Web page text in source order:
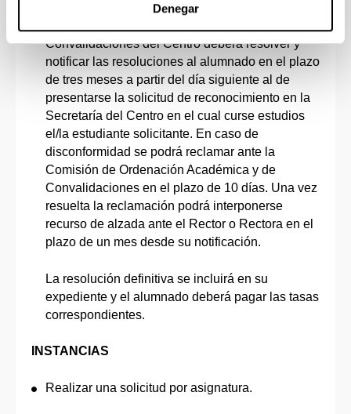
Denegar
Convalidaciones del Centro deberá resolver y
notificar las resoluciones al alumnado en el plazo
de tres meses a partir del día siguiente al de
presentarse la solicitud de reconocimiento en la
Secretaría del Centro en el cual curse estudios
el/la estudiante solicitante. En caso de
disconformidad se podrá reclamar ante la
Comisión de Ordenación Académica y de
Convalidaciones en el plazo de 10 días. Una vez
resuelta la reclamación podrá interponerse
recurso de alzada ante el Rector o Rectora en el
plazo de un mes desde su notificación.
La resolución definitiva se incluirá en su
expediente y el alumnado deberá pagar las tasas
correspondientes.
INSTANCIAS
Realizar una solicitud por asignatura.